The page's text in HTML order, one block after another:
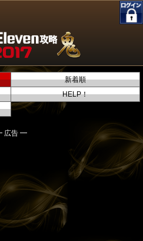
新着順
HELP！
広告 ━